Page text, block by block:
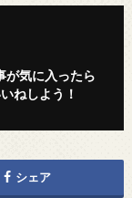
が気に入ったら
ねしよう！
シェア